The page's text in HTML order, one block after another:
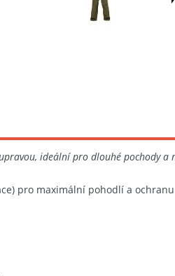
ideální pro dlouhé pochody a
pro maximální pohodlí a